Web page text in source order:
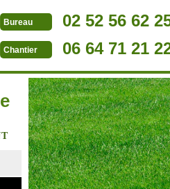
Bureau 02 52 56 62
Chantier 06 64 71 21